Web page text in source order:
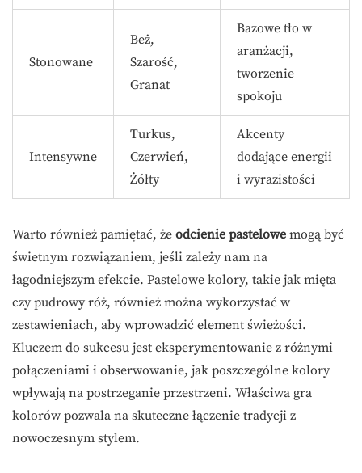
Stonowane
Beż,
Szarość,
Granat
Bazowe tło w
aranżacji,
tworzenie
spokoju
Intensywne
Turkus,
Czerwień,
Żółty
Akcenty
dodające energii
i wyrazistości
Warto również pamiętać, że odcienie pastelowe mogą być
świetnym rozwiązaniem, jeśli zależy nam na
łagodniejszym efekcie. Pastelowe kolory, takie jak mięta
czy pudrowy róż, również można wykorzystać w
zestawieniach, aby wprowadzić element świeżości.
Kluczem do sukcesu jest eksperymentowanie z różnymi
połączeniami i obserwowanie, jak poszczególne kolory
wpływają na postrzeganie przestrzeni. Właściwa gra
kolorów pozwala na skuteczne łączenie tradycji z
nowoczesnym stylem.